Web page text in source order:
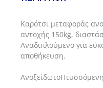
Καρότσι μεταφοράς
αντοχής 150kg,
Αναδιπλούμενο για
αποθήκευση.